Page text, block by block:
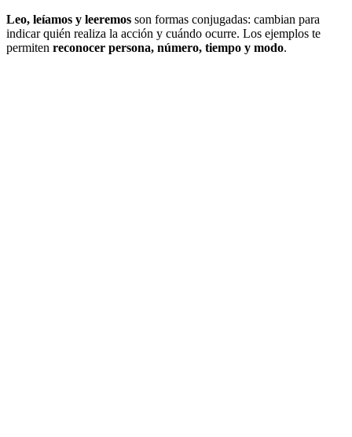
Leo, leíamos y leeremos son formas conjugadas: cambian para
indicar quién realiza la acción y cuándo ocurre. Los ejemplos te
permiten reconocer persona, número, tiempo y modo.